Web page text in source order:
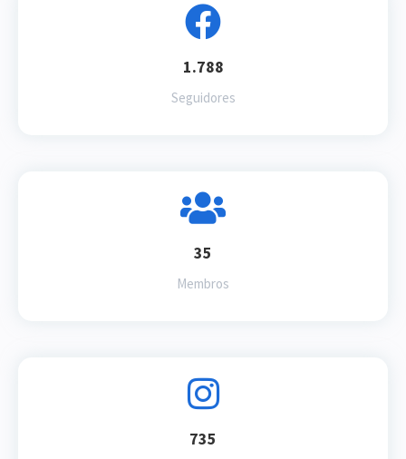
1.788
Seguidores
35
Membros
735